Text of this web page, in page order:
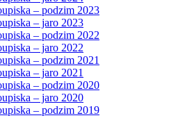
– podzim 2023
– jaro 2023
– podzim 2022
– jaro 2022
– podzim 2021
– jaro 2021
– podzim 2020
– jaro 2020
– podzim 2019